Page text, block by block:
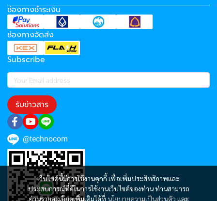
เว็บไซต์นี้มีการใช้งานคุกกี้ เพื่อเพิ่มประสิทธิภาพและ
ประสบการณ์ที่ดีในการใช้งานเว็บไซต์ของท่าน ท่านสามารถ
อ่านรายละเอียดเพิ่มเติมได้ที่ นโยบายความเป็นส่วนตัว และ
ช่องทางชำระเงิน
ช่องทางจัดส่ง
Subscribe
รับข่าวสาร
@technocom